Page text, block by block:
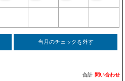
当月のチェックを外す
合計 問い合わせ